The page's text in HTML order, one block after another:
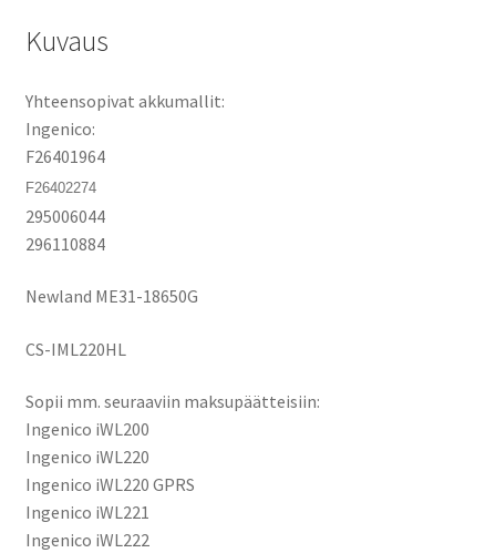
iWL221,
iWL222,
iWL251,
iWL252,
iWL255,
iWL280
määrä
Kuvaus
Yhteensopivat akkumallit:
Ingenico:
F26401964
F26402274
295006044
296110884
Newland ME31-18650G
CS-IML220HL
Sopii mm. seuraaviin maksupäätteisiin:
Ingenico iWL200
Ingenico iWL220
Ingenico iWL220 GPRS
Ingenico iWL221
Ingenico iWL222